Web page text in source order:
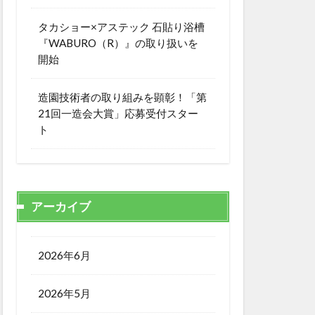
タカショー×アステック 石貼り浴槽
『WABURO（R）』の取り扱いを
開始
造園技術者の取り組みを顕彰！「第
21回一造会大賞」応募受付スター
ト
アーカイブ
2026年6月
2026年5月